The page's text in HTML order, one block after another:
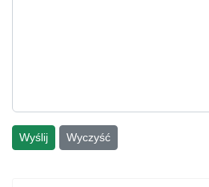
Wyślij Wyczyść